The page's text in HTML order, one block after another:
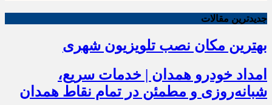
جدیدترین مقالات
بهترین مکان نصب تلویزیون شهری
امداد خودرو همدان | خدمات سریع،
شبانه‌روزی و مطمئن در تمام نقاط همدان